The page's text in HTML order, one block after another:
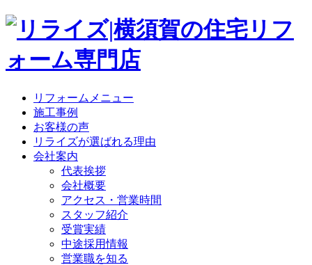
リフォームメニュー
施工事例
お客様の声
リライズが選ばれる理由
会社案内
代表挨拶
会社概要
アクセス・営業時間
スタッフ紹介
受賞実績
中途採用情報
営業職を知る